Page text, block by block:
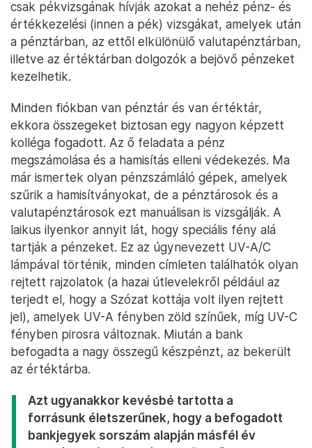
csak pékvizsgának hívják azokat a nehéz pénz- és
értékkezelési (innen a pék) vizsgákat, amelyek után
a pénztárban, az ettől elkülönülő valutapénztárban,
illetve az értéktárban dolgozók a bejövő pénzeket
kezelhetik.
Minden fiókban van pénztár és van értéktár,
ekkora összegeket biztosan egy nagyon képzett
kolléga fogadott. Az ő feladata a pénz
megszámolása és a hamisítás elleni védekezés. Ma
már ismertek olyan pénzszámláló gépek, amelyek
szűrik a hamisítványokat, de a pénztárosok és a
valutapénztárosok ezt manuálisan is vizsgálják. A
laikus ilyenkor annyit lát, hogy speciális fény alá
tartják a pénzeket. Ez az úgynevezett UV-A/C
lámpával történik, minden címleten találhatók olyan
rejtett rajzolatok (a hazai útlevelekről például az
terjedt el, hogy a Szózat kottája volt ilyen rejtett
jel), amelyek UV-A fényben zöld színűek, míg UV-C
fényben pirosra változnak. Miután a bank
befogadta a nagy összegű készpénzt, az bekerült
az értéktárba.
Azt ugyanakkor kevésbé tartotta a
forrásunk életszerűnek, hogy a befogadott
bankjegyek sorszám alapján másfél év